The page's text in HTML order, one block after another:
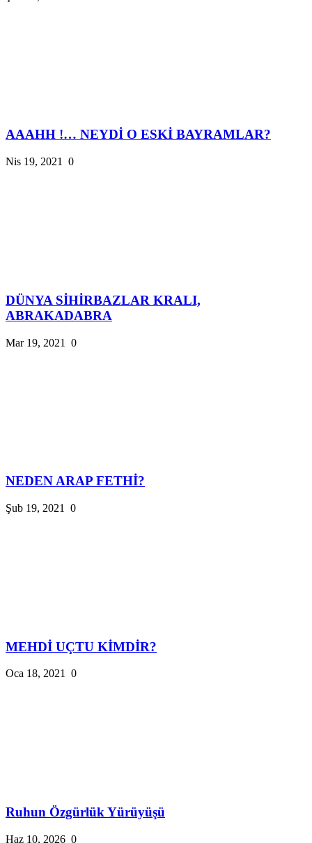
AAAHH !… NEYDİ O ESKİ BAYRAMLAR?
Nis 19, 2021 0
DÜNYA SİHİRBAZLAR KRALI,
ABRAKADABRA
Mar 19, 2021 0
NEDEN ARAP FETHİ?
Şub 19, 2021 0
MEHDİ UÇTU KİMDİR?
Oca 18, 2021 0
Ruhun Özgürlük Yürüyüşü
Haz 10, 2026 0